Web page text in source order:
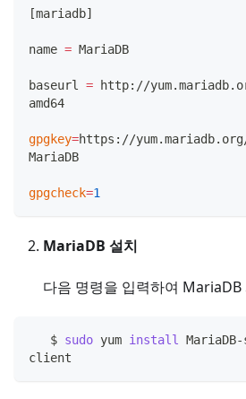
[mariadb]
name = MariaDB
baseurl = http://
amd64
gpgkey=https://yum.mariadb.org/
MariaDB
gpgcheck=1
MariaDB 설치
다음 명령을 입력하여 MariaDB
   $
sudo yum install
client